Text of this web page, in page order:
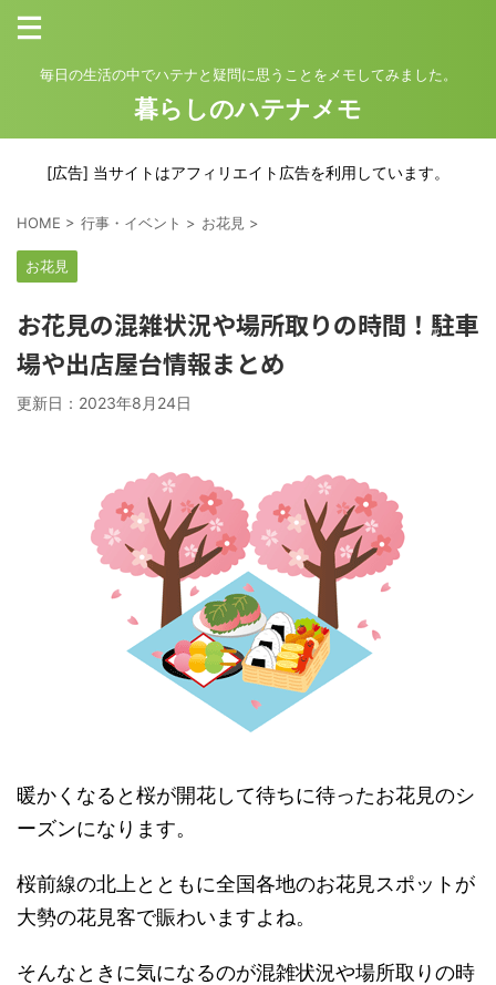
毎日の生活の中でハテナと疑問に思うことをメモしてみました。
暮らしのハテナメモ
[広告] 当サイトはアフィリエイト広告を利用しています。
HOME > 行事・イベント > お花見 >
お花見
お花見の混雑状況や場所取りの時間！駐車
場や出店屋台情報まとめ
更新日： 2023年8月24日
暖かくなると桜が開花して待ちに待ったお花見のシ
ーズンになります。
桜前線の北上とともに全国各地のお花見スポットが
大勢の花見客で賑わいますよね。
そんなときに気になるのが混雑状況や場所取りの時